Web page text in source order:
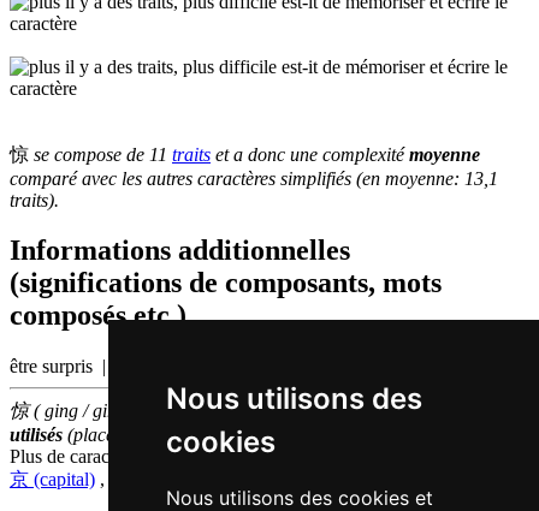
Nous utilisons des
cookies
Nous utilisons des cookies et
惊 se compose de 11 traits et a donc une complexitémoyenne
comparé avec les autres caractères simplifiés (en moyenne: 13,1
traits).
Informations additionnelles
(significations de composants, mots
composés etc.)
être surpris | panique
惊 ( ging / ging1 ) fait partie des1000caractères chinois
utilisés (place parmi lescaractères individuels
Plus de caractères qui se prononcent
京 (capital) ,